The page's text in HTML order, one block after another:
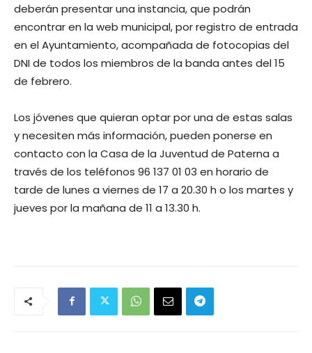
deberán presentar una instancia, que podrán
encontrar en la web municipal, por registro de entrada
en el Ayuntamiento, acompañada de fotocopias del
DNI de todos los miembros de la banda antes del 15
de febrero.
Los jóvenes que quieran optar por una de estas salas
y necesiten más información, pueden ponerse en
contacto con la Casa de la Juventud de Paterna a
través de los teléfonos 96 137 01 03 en horario de
tarde de lunes a viernes de 17 a 20.30 h o los martes y
jueves por la mañana de 11 a 13.30 h.